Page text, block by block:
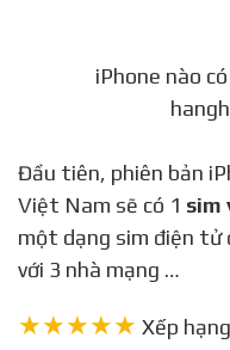
iPhone nào